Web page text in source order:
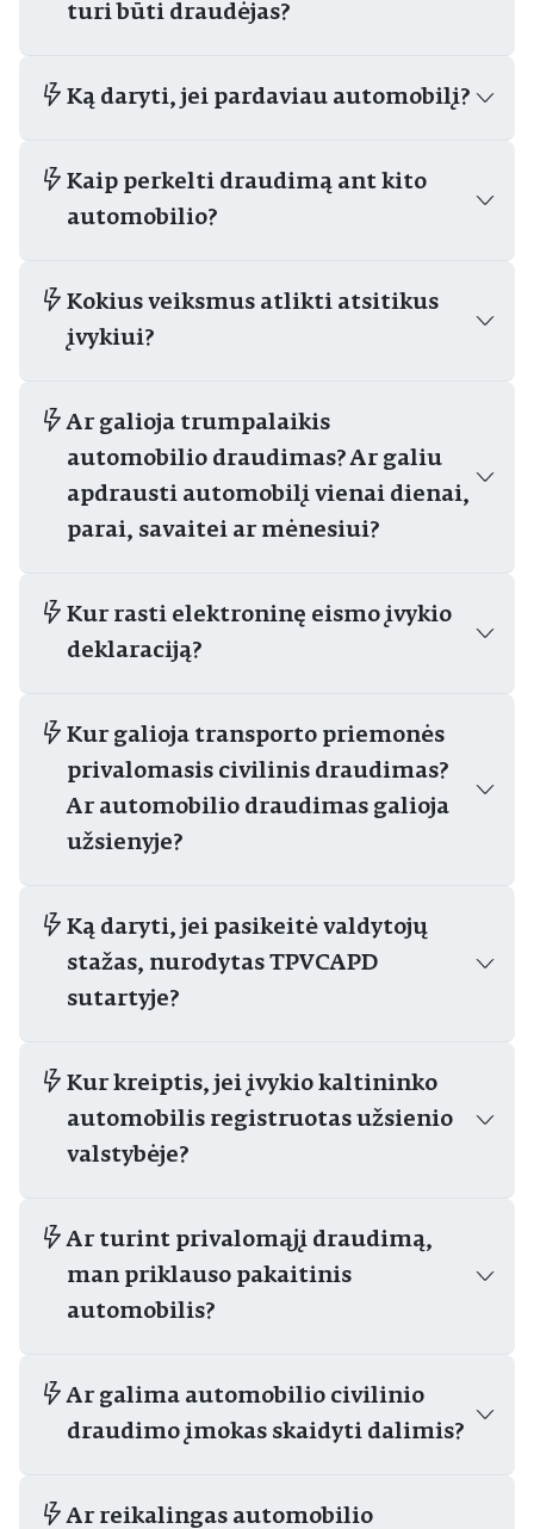
turi būti draudėjas?
Ką daryti, jei pardaviau automobilį?
Kaip perkelti draudimą ant kito
automobilio?
Kokius veiksmus atlikti atsitikus
įvykiui?
Ar galioja trumpalaikis
automobilio draudimas? Ar galiu
apdrausti automobilį vienai dienai,
parai, savaitei ar mėnesiui?
Kur rasti elektroninę eismo įvykio
deklaraciją?
Kur galioja transporto priemonės
privalomasis civilinis draudimas?
Ar automobilio draudimas galioja
užsienyje?
Ką daryti, jei pasikeitė valdytojų
stažas, nurodytas TPVCAPD
sutartyje?
Kur kreiptis, jei įvykio kaltininko
automobilis registruotas užsienio
valstybėje?
Ar turint privalomąjį draudimą,
man priklauso pakaitinis
automobilis?
Ar galima automobilio civilinio
draudimo įmokas skaidyti dalimis?
Ar reikalingas automobilio